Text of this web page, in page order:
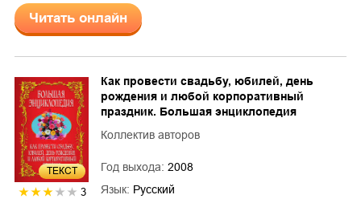
Читать онлайн
ТЕКСТ
3
Как провести свадьбу, юбилей, день
рождения и любой корпоративный
праздник. Большая энциклопедия
Коллектив авторов
Год выхода: 2008
Язык: Русский